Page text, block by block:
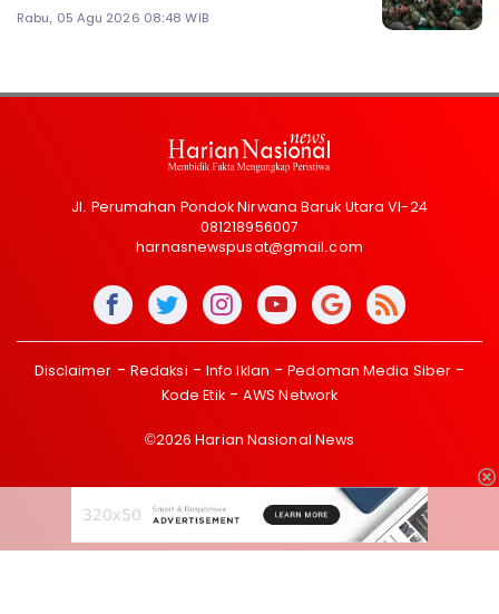
Rabu, 05 Agu 2026 08:48 WIB
Jl. Perumahan Pondok Nirwana Baruk Utara VI-24
081218956007
harnasnewspusat@gmail.com
Disclaimer Redaksi Info Iklan
Pedoman Media Siber
Kode Etik
AWS Network
©2026 Harian Nasional News